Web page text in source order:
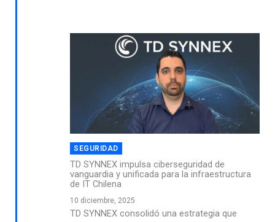
SEGURIDAD
TD SYNNEX impulsa ciberseguridad de
vanguardia y unificada para la infraestructura
de IT Chilena
10 diciembre, 2025
TD SYNNEX consolidó una estrategia que